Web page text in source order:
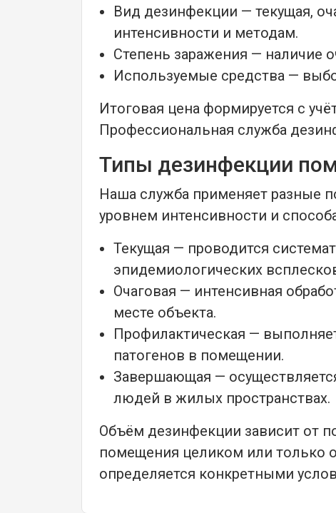
Вид дезинфекции — текущая,
интенсивности и методам.
Степень заражения — наличие
Используемые средства —
Итоговая цена формируется с
Профессиональная служба
Типы дезинфекции
Наша служба применяет разные
уровнем интенсивности и
Текущая — проводится
эпидемиологических
Очаговая — интенсивная
месте объекта.
Профилактическая —
патогенов в помещении.
Завершающая —
людей в жилых пространствах.
Объём дезинфекции зависит от
помещения целиком или только
определяется конкретными